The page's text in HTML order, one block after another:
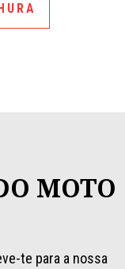
MOTO
te para a nossa